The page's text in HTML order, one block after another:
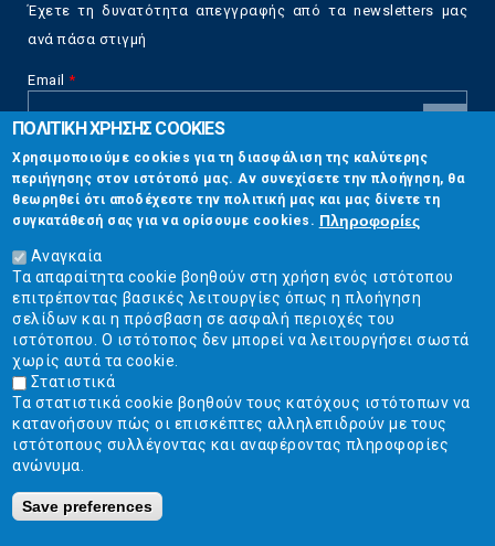
Έχετε τη δυνατότητα απεγγραφής από τα newsletters μας
ανά πάσα στιγμή
Email *
CAPTCHA
This
question is
for testing
whether or
not you are a
human visitor
and to
prevent
automated
spam
submissions.
5+2
Επικοινωνία
Στουρνάρη 17, Αθήνα 10683
2103304444
info@ekpizo.gr
www.ekpizo.gr
Δευ - Πεμ:10:00 πμ - 2:00 μμ
Σάβ - Κυρ: Κλειστά
ΠΟΛΙΤΙΚΗ ΧΡΗΣΗΣ COOKIES
Χρησιμοποιούμε cookies για τη διασφάλιση της καλύτερης
περιήγησης στον ιστότοπό μας. Αν συνεχίσετε την πλοήγηση, θα
θεωρηθεί ότι αποδέχεστε την πολιτική μας και μας δίνετε τη
συγκατάθεσή σας για να ορίσουμε cookies. Πληροφορίες
Αναγκαία
Τα απαραίτητα cookie βοηθούν στη χρήση ενός ιστότοπου
επιτρέποντας βασικές λειτουργίες όπως η πλοήγηση
σελίδων και η πρόσβαση σε ασφαλή περιοχές του
ιστότοπου. Ο ιστότοπος δεν μπορεί να λειτουργήσει σωστά
χωρίς αυτά τα cookie.
Στατιστικά
Τα στατιστικά cookie βοηθούν τους κατόχους ιστότοπων να
κατανοήσουν πώς οι επισκέπτες αλληλεπιδρούν με τους
ιστότοπους συλλέγοντας και αναφέροντας πληροφορίες
ανώνυμα.
Save preferences